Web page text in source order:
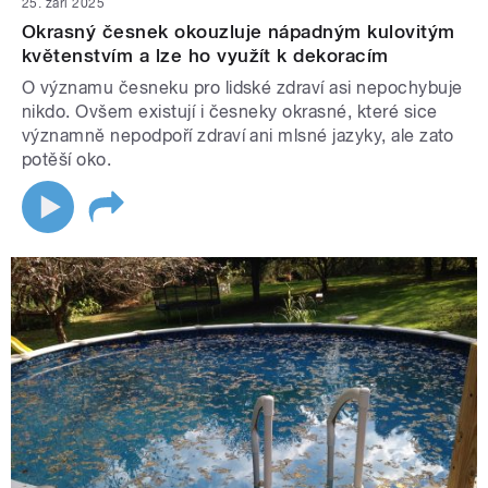
25. září 2025
Okrasný česnek okouzluje nápadným kulovitým
květenstvím a lze ho využít k dekoracím
O významu česneku pro lidské zdraví asi nepochybuje
nikdo. Ovšem existují i česneky okrasné, které sice
významně nepodpoří zdraví ani mlsné jazyky, ale zato
potěší oko.